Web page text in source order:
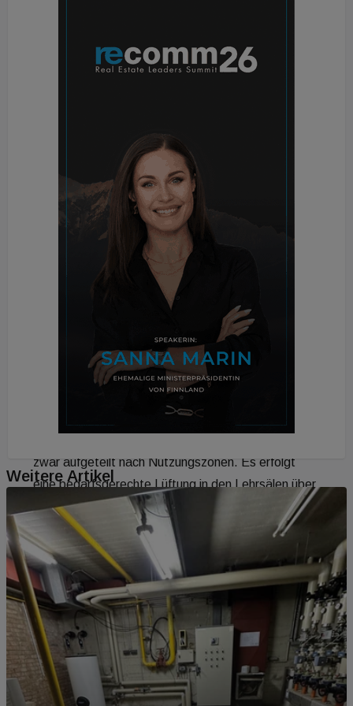
Für Building Times erläutert Caverion-Chef Simmet
die Gebäudetechnik der alten und neuen FH St.
Fernkälteversorgung von St. Pölten. Sowohl die
Heizung als auch die Kühlung erfolgt durch
Deckeninduktionsgeräte. Im Altbau werden
zusätzlich Umluftkühlgeräte nachgerüstet.“
Der architektonische Anspruch sei generell sehr
hoch gesetzt – das habe auch Auswirkungen auf
das Beleuchtungskonzept und die Auswahl der
Induktionsgeräte. Die Beleuchtung sei generell mit
LED vorgesehen, und zwar sowohl für die
Raumbeleuchtung als auch für die
Sicherheitsbeleuchtung, erläutert Simmet. Weiters
würden ein Dieselaggregat und eine USV-Anlage
für den Neubau und den Bestand installiert.
zwar aufgeteilt nach Nutzungszonen. Es erfolgt
eine bedarfsgerechte Lüftung in den Lehrsälen über
Volumenstromregler, auch Einzelraumregelungen
sowie eine übergeordnete Gebäudeleittechnik
werden installiert. Schließlich entsteht auch ein
neuer und adaptierter Küchenbereich, um die in
Zukunft zunehmende Anzahl von Studenten
entsprechend versorgen zu können“, so der
Caverion-Geschäftsführer. Appetit haben die
Studenten auch auf zeitgemäße
Datenübertragung, weshalb eine hochwertige und
Weitere Artikel